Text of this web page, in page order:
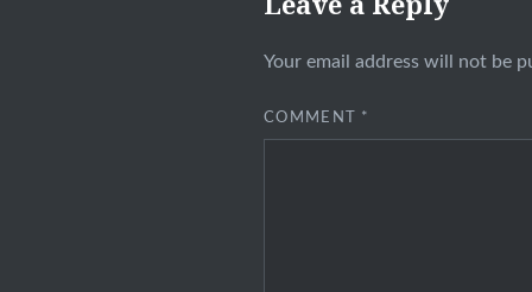
Your email address will not be
COMMENT *